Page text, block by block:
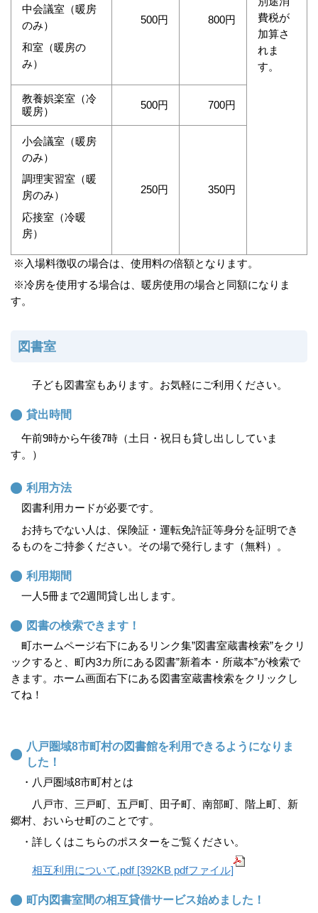
費税が
加算さ
れま
す。
中会議室（暖房
のみ）
和室（暖房の
み）
500円 800円
教養娯楽室（冷
暖房）
500円 700円
小会議室（暖房
のみ）
調理実習室（暖
房のみ）
応接室（冷暖
房）
250円 350円
※入場料徴収の場合は、使用料の倍額となります。
※冷房を使用する場合は、暖房使用の場合と同額になりま
す。
図書室
子ども図書室もあります。お気軽にご利用ください。
貸出時間
午前9時から午後7時（土日・祝日も貸し出ししていま
す。）
利用方法
図書利用カードが必要です。
お持ちでない人は、保険証・運転免許証等身分を証明でき
るものをご持参ください。その場で発行します（無料）。
利用期間
一人5冊まで2週間貸し出します。
図書の検索できます！
町ホームページ右下にあるリンク集”図書室蔵書検索”をクリ
ックすると、町内3カ所にある図書”新着本・所蔵本”が検索で
きます。ホーム画面右下にある図書室蔵書検索をクリックし
てね！
八戸圏域8市町村の図書館を利用できるようになりま
した！
・八戸圏域8市町村とは
八戸市、三戸町、五戸町、田子町、南部町、階上町、新
郷村、おいらせ町のことです。
・詳しくはこちらのポスターをご覧ください。
相互利用について.pdf [392KB pdfファイル]
町内図書室間の相互貸借サービス始めました！